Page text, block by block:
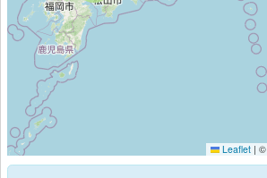
Leaflet | ©